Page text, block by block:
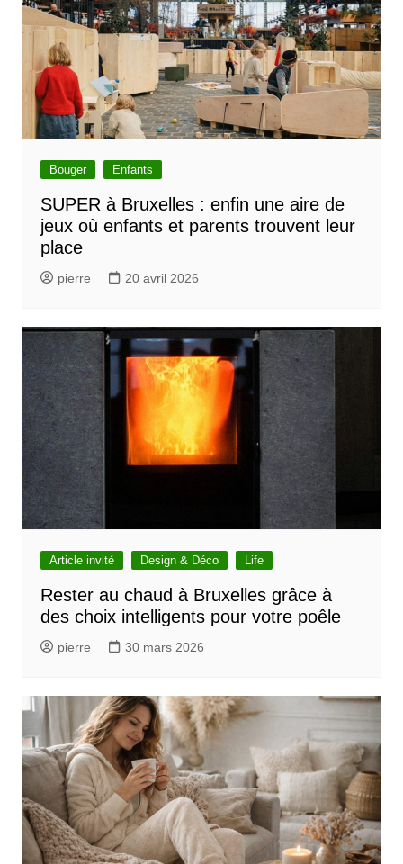
Bouger Enfants
SUPER à Bruxelles : enfin une aire de
jeux où enfants et parents trouvent leur
place
pierre 20 avril 2026
Article invité Design & Déco Life
Rester au chaud à Bruxelles grâce à
des choix intelligents pour votre poêle
pierre 30 mars 2026